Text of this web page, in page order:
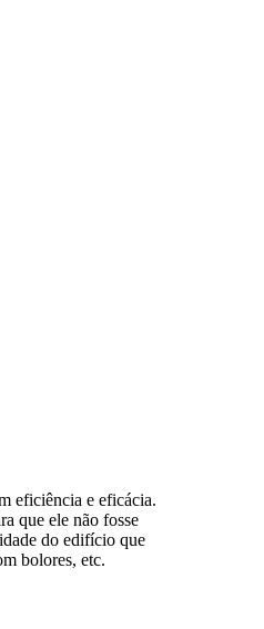
eficiência e eficácia.
que ele não fosse
do edifício que
bolores, etc.